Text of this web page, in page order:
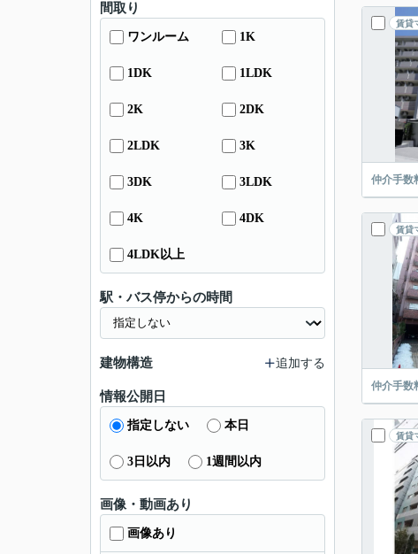
賃貸
仲介手数
賃貸
仲介手数
賃貸
間取り
ワンルーム 1K
1DK 1LDK
2K 2DK
2LDK 3K
3DK 3LDK
4K 4DK
4LDK以上
駅・バス停からの時間
建物構造 追加する
情報公開日
指定しない 本日
3日以内 1週間以内
画像・動画あり
画像あり